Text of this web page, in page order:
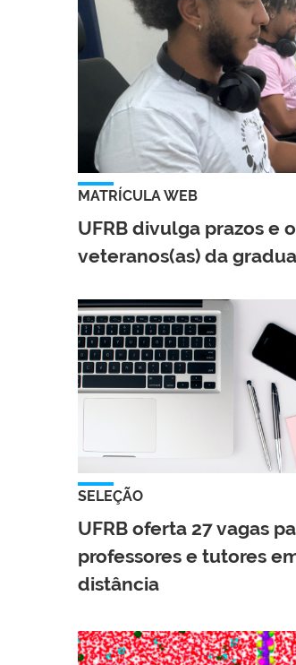
MATRÍCULA WEB
UFRB divulga prazos e
veteranos(as) da
SELEÇÃO
UFRB oferta 27 vagas
professores e tutores
distância